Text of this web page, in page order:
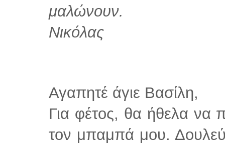
μαλώνουν.
Νικόλας
Αγαπητέ άγιε Βασίλη,
Για φέτος, θα ήθελα να
τον μπαμπά μου.